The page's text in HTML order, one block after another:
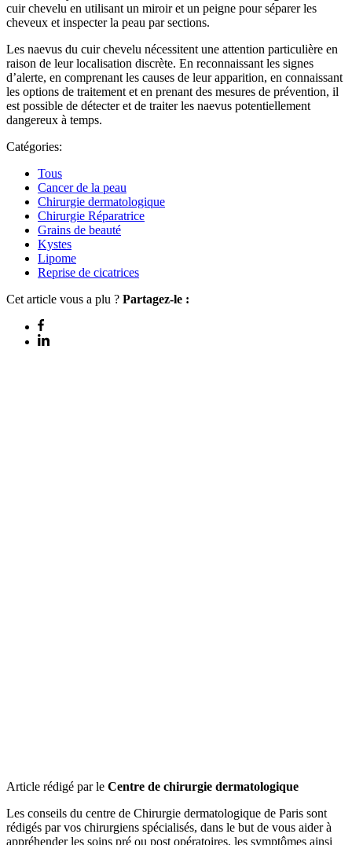
cuir chevelu en utilisant un miroir et un peigne pour séparer les
cheveux et inspecter la peau par sections.
Les naevus du cuir chevelu nécessitent une attention particulière en
raison de leur localisation discrète. En reconnaissant les signes
d’alerte, en comprenant les causes de leur apparition, en connaissant
les options de traitement et en prenant des mesures de prévention, il
est possible de détecter et de traiter les naevus potentiellement
dangereux à temps.
Catégories:
Tous
Cancer de la peau
Chirurgie dermatologique
Chirurgie Réparatrice
Grains de beauté
Kystes
Lipome
Reprise de cicatrices
Cet article vous a plu ? Partagez-le :
Article rédigé par le Centre de chirurgie dermatologique
Les conseils du centre de Chirurgie dermatologique de Paris sont
rédigés par vos chirurgiens spécialisés, dans le but de vous aider à
appréhender les soins pré ou post opératoires, les symptômes ainsi